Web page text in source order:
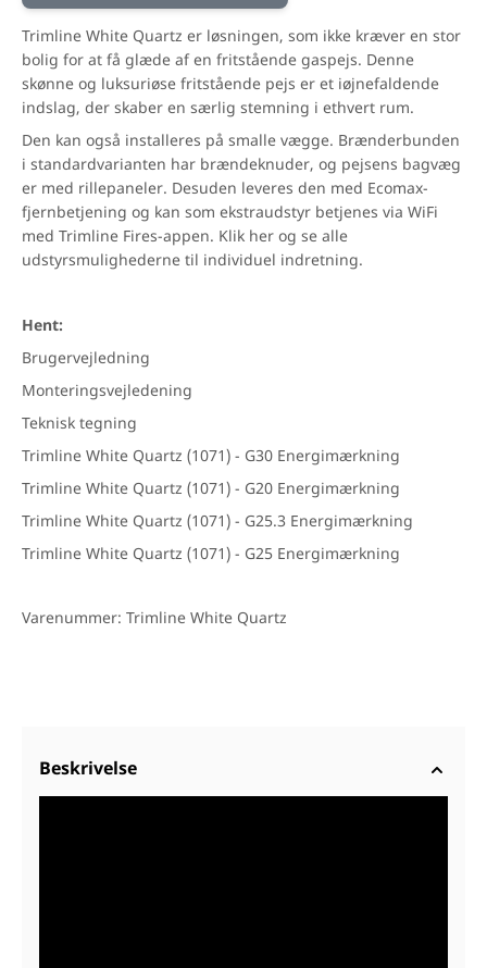
Trimline White Quartz er løsningen, som ikke kræver en stor
bolig for at få glæde af en fritstående gaspejs. Denne
skønne og luksuriøse fritstående pejs er et iøjnefaldende
indslag, der skaber en særlig stemning i ethvert rum.
Den kan også installeres på smalle vægge. Brænderbunden
i standardvarianten har brændeknuder, og pejsens bagvæg
er med rillepaneler. Desuden leveres den med Ecomax-
fjernbetjening og kan som ekstraudstyr betjenes via WiFi
med Trimline Fires-appen. Klik her og se alle
udstyrsmulighederne til individuel indretning.
Hent:
Brugervejledning
Monteringsvejledening
Teknisk tegning
Trimline White Quartz (1071) - G30 Energimærkning
Trimline White Quartz (1071) - G20 Energimærkning
Trimline White Quartz (1071) - G25.3 Energimærkning
Trimline White Quartz (1071) - G25 Energimærkning
Varenummer: Trimline White Quartz
Beskrivelse